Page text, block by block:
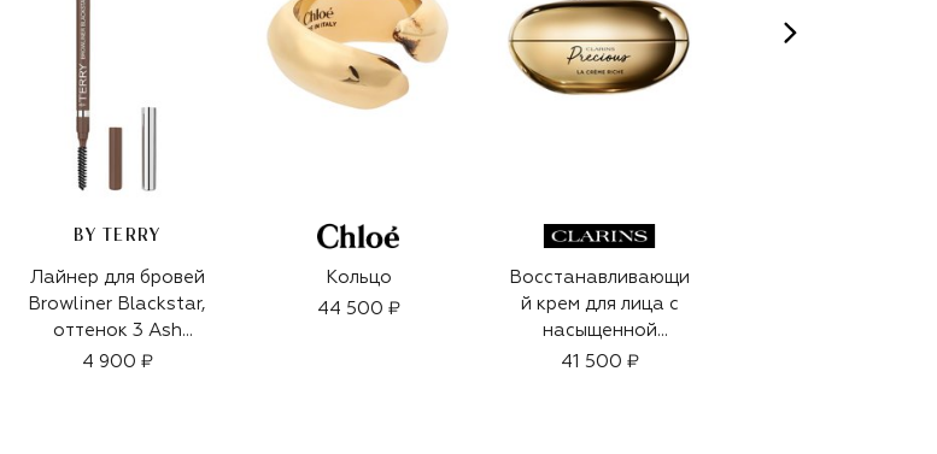
BY TERRY
Лайнер для бровей
Browliner Blackstar,
оттенок 3 Ash
Brown (0,09g)
4 900 ₽
Кольцо
44 500 ₽
Восстанавливающи
й крем для лица с
насыщенной
текстурой Clarins
41 500 ₽